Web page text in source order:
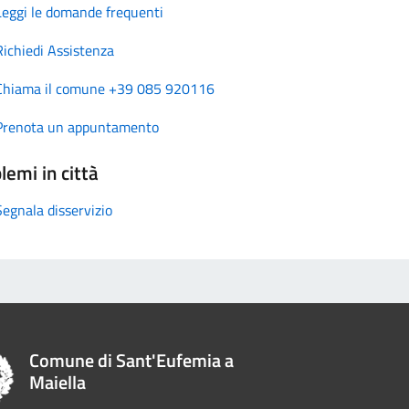
le domande frequenti
Assistenza
il comune +39 085 920116
un appuntamento
in città
disservizio
Comune di Sant'Eufemia a
Maiella